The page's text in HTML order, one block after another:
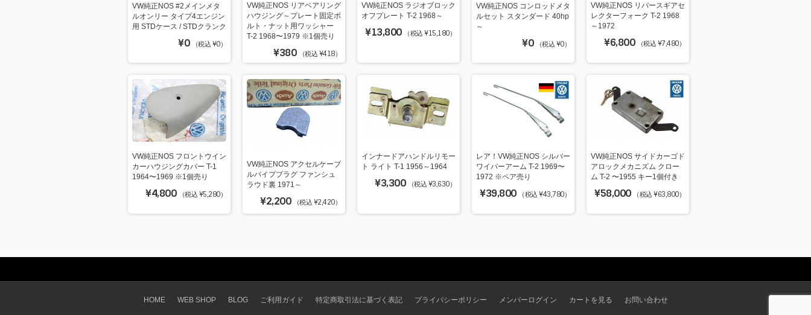
VW純正NOS #2メインメタ
ルオンリー タイプ4エンジン
用 STDケース / STDクランク
¥0 （税込 ¥0）
VW純正NOS リアベアリング
ハウジング～プレート固定ボ
ルト・ナット用ワッシャー
T-2 1968〜1979 ※1個売り
¥380 （税込 ¥418）
VW純正NOS ラジオブロック
オフプレート T-2 1968～
¥13,800 （税込 ¥15,180）
VW純正NOS コンロッドメタ
ルセット スタンダード 40hp
～
¥0 （税込 ¥0）
VW純正NOS リバースギアセ
レクターフォーク T-2 1968
～1972
¥6,800 （税込 ¥7,480）
VW純正NOS フロントウイン
カーハウジングカバー T-1
1964〜1969 ※1個売り
¥4,800 （税込 ¥5,280）
VW純正NOS アクセルケーブ
ルパイププラグ ファンシュ
ラウド裏 1971～
¥2,200 （税込 ¥2,420）
インナードアハンドルリモー
ト ライト T-1 1956～1964
¥3,300 （税込 ¥3,630）
レア！VW純正NOS シルバー
ワイパーアーム T-2 1969〜
1972 ※ペア売り
¥39,800 （税込 ¥43,780）
VW純正NOS サイドカーゴド
アロックメカニズム クロー
ム T-2 〜1955 キー1個付き
¥58,000 （税込 ¥63,800）
HOME WEB SHOP BLOG ご利用ガイド 特定商取引法に基づく表記 プライバシーポリシー メンバーログイン カートを見る お問い合わせ